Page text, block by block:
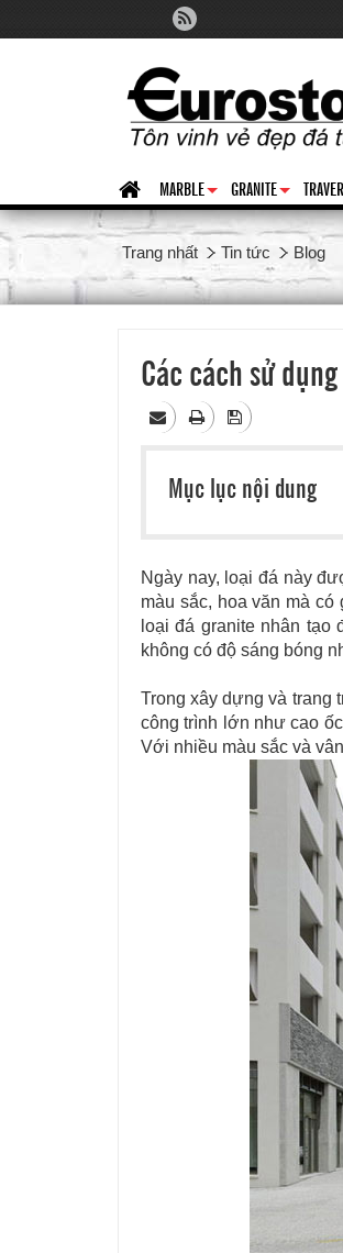
+
MARBLE
+
GRANITE
Trang nhất Tin tức Blog
Các cách sử
Mục lục nội dung
Ngày nay, loại đá này
màu sắc, hoa văn mà
loại đá granite nhân
không có độ sáng bóng
Trong xây dựng và trang
công trình lớn như cao
Với nhiều màu sắc và